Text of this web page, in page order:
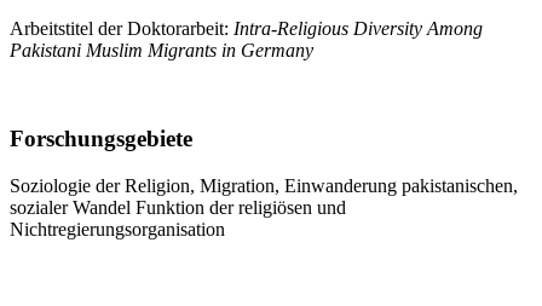
Arbeitstitel der Doktorarbeit: Intra-Religious Diversity Among
Pakistani Muslim Migrants in Germany
Forschungsgebiete
Soziologie der Religion, Migration, Einwanderung pakistanischen,
sozialer Wandel Funktion der religiösen und
Nichtregierungsorganisation